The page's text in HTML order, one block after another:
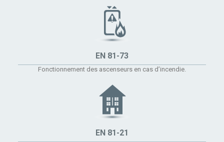
EN 81-73
Fonctionnement des ascenseurs en cas d’incendie.
EN 81-21